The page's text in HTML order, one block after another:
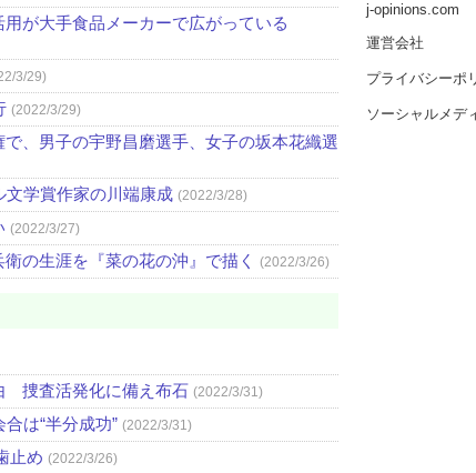
が大手食品メーカーで広がっている
3/29)
(2022/3/29)
、男子の宇野昌磨選手、女子の坂本花織選
文学賞作家の川端康成 (2022/3/28)
(2022/3/27)
の生涯を『菜の花の沖』で描く (2022/3/26)
捜査活発化に備え布石 (2022/3/31)
は“半分成功” (2022/3/31)
止め (2022/3/26)
j-opinions.com
運営会社
プライバシーポ
ソーシャルメデ